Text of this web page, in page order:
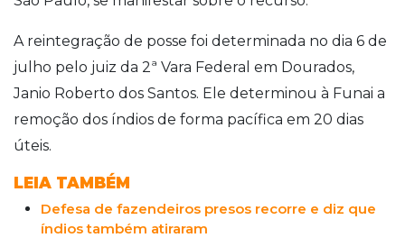
A reintegração de posse foi determinada no dia 6 de
julho pelo juiz da 2ª Vara Federal em Dourados,
Janio Roberto dos Santos. Ele determinou à Funai a
remoção dos índios de forma pacífica em 20 dias
úteis.
LEIA TAMBÉM
Defesa de fazendeiros presos recorre e diz que
índios também atiraram